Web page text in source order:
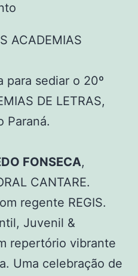
ACADEMIAS
para sediar o 20º
DE LETRAS,
Paraná.
FONSECA,
CANTARE.
regente REGIS.
Juvenil &
repertório vibrante
Uma celebração de